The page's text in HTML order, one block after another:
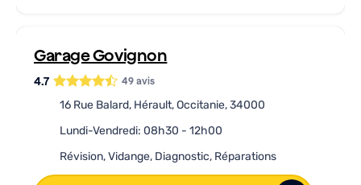
montrant les pièces défectueuses.
Garage Govignon
4.7 49 avis
16 Rue Balard, Hérault, Occitanie, 34000
Lundi-Vendredi: 08h30 - 12h00
Révision, Vidange, Diagnostic, Réparations